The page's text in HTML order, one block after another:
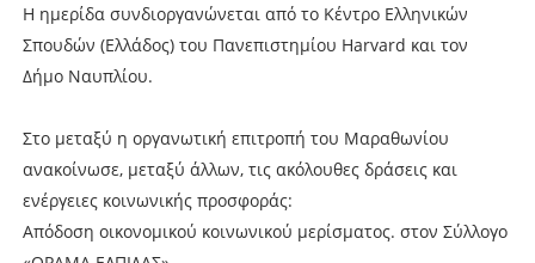
Η ημερίδα συνδιοργανώνεται από το Κέντρο Ελληνικών
Σπουδών (Ελλάδος) του Πανεπιστημίου Harvard και τον
Δήμο Ναυπλίου.
Στο μεταξύ η οργανωτική επιτροπή του Μαραθωνίου
ανακοίνωσε, μεταξύ άλλων, τις ακόλουθες δράσεις και
ενέργειες κοινωνικής προσφοράς:
Απόδοση οικονομικού κοινωνικού μερίσματος. στον Σύλλογο